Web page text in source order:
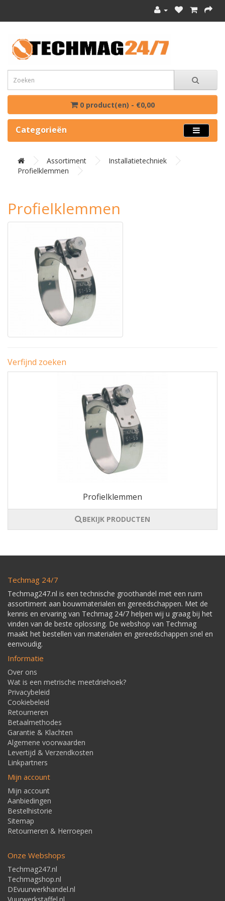
0 product(en) - €0,00
Categorieën
Assortiment
Installatietechniek
Profielklemmen
Profielklemmen
Verfijnd zoeken
Profielklemmen
BEKIJK PRODUCTEN
Techmag 24/7
Techmag247.nl is een technische groothandel met een ruim
assortiment aan bouwmaterialen en gereedschappen. Met de
kennis en ervaring van Techmag 24/7 helpen wij u graag bij het
vinden van de beste oplossing. De webshop van Techmag
maakt het bestellen van materialen en gereedschappen snel en
eenvoudig.
Informatie
Over ons
Wat is een metrische meetdriehoek?
Privacybeleid
Cookiebeleid
Retourneren
Betaalmethodes
Garantie & Klachten
Algemene voorwaarden
Levertijd & Verzendkosten
Linkpartners
Mijn account
Mijn account
Aanbiedingen
Bestelhistorie
Sitemap
Retourneren & Herroepen
Onze Webshops
Techmag247.nl
Techmagshop.nl
DEvuurwerkhandel.nl